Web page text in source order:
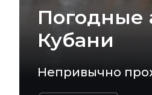
Погодные
Кубани
Непривычно